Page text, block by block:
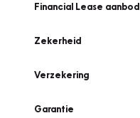
Financial Lease aanbod
Zekerheid
Verzekering
Garantie